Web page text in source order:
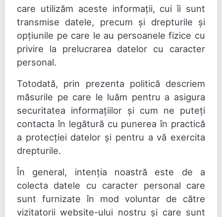
care utilizăm aceste informații, cui îi sunt
transmise datele, precum și drepturile și
opțiunile pe care le au persoanele fizice cu
privire la prelucrarea datelor cu caracter
personal.
Totodată, prin prezenta politică descriem
măsurile pe care le luăm pentru a asigura
securitatea informațiilor și cum ne puteți
contacta în legătură cu punerea în practică
a protecției datelor și pentru a vă exercita
drepturile.
În general, intenția noastră este de a
colecta datele cu caracter personal care
sunt furnizate în mod voluntar de către
vizitatorii website-ului nostru și care sunt